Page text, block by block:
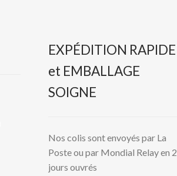
EXPÉDITION RAPIDE
et EMBALLAGE
SOIGNE
Nos colis sont envoyés par La
Poste ou par Mondial Relay en 2
jours ouvrés